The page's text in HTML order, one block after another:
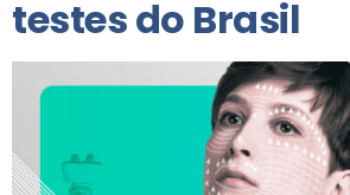
testes do Brasil